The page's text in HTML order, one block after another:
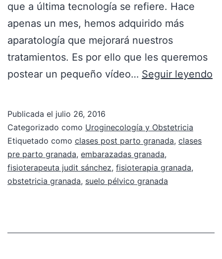
que a última tecnología se refiere. Hace
apenas un mes, hemos adquirido más
aparatología que mejorará nuestros
tratamientos. Es por ello que les queremos
postear un pequeño vídeo… Seguir leyendo
Publicada el julio 26, 2016
Categorizado como Uroginecología y Obstetricia
Etiquetado como clases post parto granada, clases
pre parto granada, embarazadas granada,
fisioterapeuta judit sánchez, fisioterapia granada,
obstetricia granada, suelo pélvico granada